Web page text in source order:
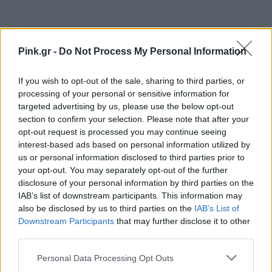
Pink.gr - Do Not Process My Personal Information
If you wish to opt-out of the sale, sharing to third parties, or
processing of your personal or sensitive information for
targeted advertising by us, please use the below opt-out
section to confirm your selection. Please note that after your
opt-out request is processed you may continue seeing
interest-based ads based on personal information utilized by
us or personal information disclosed to third parties prior to
your opt-out. You may separately opt-out of the further
disclosure of your personal information by third parties on the
IAB’s list of downstream participants. This information may
also be disclosed by us to third parties on the IAB’s List of
Downstream Participants that may further disclose it to other
Personal Data Processing Opt Outs
Ακολουθήστε το Pink.gr στοGoogle Newsκαι
μάθετε πρώτοιτα πιο hot νέα.
Ακολουθήστε το Pink.gr και στοInstagram
ΔΙΑΦΗΜΙΣΗ